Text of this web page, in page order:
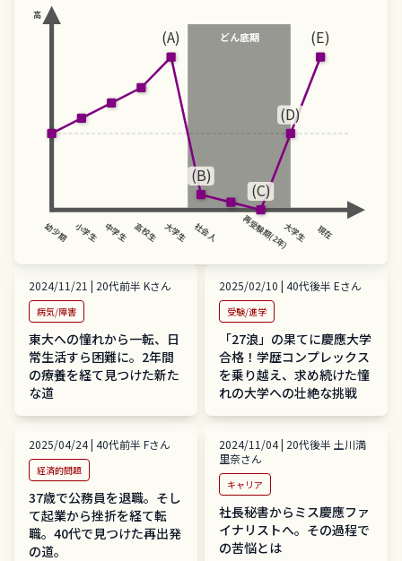
高
幼少期 小学生 中学生 高校生 大学生 社会人 再受験期(2年)大学生 現在
どん底期
(A)
(B)
(C)
(D)
(E)
2024/11/21 | 20代前半 Kさん
病気/障害
東大への憧れから一転、日
常生活すら困難に。2年間
の療養を経て見つけた新た
な道
2025/02/10 | 40代後半 Eさん
受験/進学
「27浪」の果てに慶應大学
合格！学歴コンプレックス
を乗り越え、求め続けた憧
れの大学への壮絶な挑戦
2025/04/24| 40代前半 Fさん
経済的問題
37歳で公務員を退職。そし
て起業から挫折を経て転
職。40代で見つけた再出発
の道。
2024/11/04| 20代後半 土川満
里奈さん
キャリア
社長秘書からミス慶應ファ
イナリストへ。その過程で
の苦悩とは